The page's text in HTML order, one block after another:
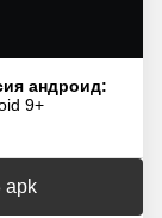
андроид:
9+
apk